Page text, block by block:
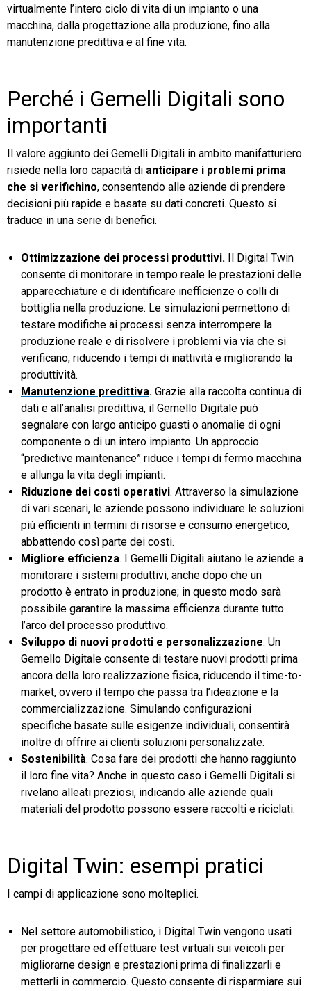
virtualmente l’intero ciclo di vita di un impianto o una
macchina, dalla progettazione alla produzione, fino alla
manutenzione predittiva e al fine vita.
Perché i Gemelli Digitali sono
importanti
Il valore aggiunto dei Gemelli Digitali in ambito manifatturiero
risiede nella loro capacità di anticipare i problemi prima
che si verifichino, consentendo alle aziende di prendere
decisioni più rapide e basate su dati concreti. Questo si
traduce in una serie di benefici.
Ottimizzazione dei processi produttivi. Il Digital Twin
consente di monitorare in tempo reale le prestazioni delle
apparecchiature e di identificare inefficienze o colli di
bottiglia nella produzione. Le simulazioni permettono di
testare modifiche ai processi senza interrompere la
produzione reale e di risolvere i problemi via via che si
verificano, riducendo i tempi di inattività e migliorando la
produttività.
Manutenzione predittiva. Grazie alla raccolta continua di
dati e all’analisi predittiva, il Gemello Digitale può
segnalare con largo anticipo guasti o anomalie di ogni
componente o di un intero impianto. Un approccio
“predictive maintenance” riduce i tempi di fermo macchina
e allunga la vita degli impianti.
Riduzione dei costi operativi. Attraverso la simulazione
di vari scenari, le aziende possono individuare le soluzioni
più efficienti in termini di risorse e consumo energetico,
abbattendo così parte dei costi.
Migliore efficienza. I Gemelli Digitali aiutano le aziende a
monitorare i sistemi produttivi, anche dopo che un
prodotto è entrato in produzione; in questo modo sarà
possibile garantire la massima efficienza durante tutto
l’arco del processo produttivo.
Sviluppo di nuovi prodotti e personalizzazione. Un
Gemello Digitale consente di testare nuovi prodotti prima
ancora della loro realizzazione fisica, riducendo il time-to-
market, ovvero il tempo che passa tra l’ideazione e la
commercializzazione. Simulando configurazioni
specifiche basate sulle esigenze individuali, consentirà
inoltre di offrire ai clienti soluzioni personalizzate.
Sostenibilità. Cosa fare dei prodotti che hanno raggiunto
il loro fine vita? Anche in questo caso i Gemelli Digitali si
rivelano alleati preziosi, indicando alle aziende quali
materiali del prodotto possono essere raccolti e riciclati.
Digital Twin: esempi pratici
I campi di applicazione sono molteplici.
Nel settore automobilistico, i Digital Twin vengono usati
per progettare ed effettuare test virtuali sui veicoli per
migliorarne design e prestazioni prima di finalizzarli e
metterli in commercio. Questo consente di risparmiare sui